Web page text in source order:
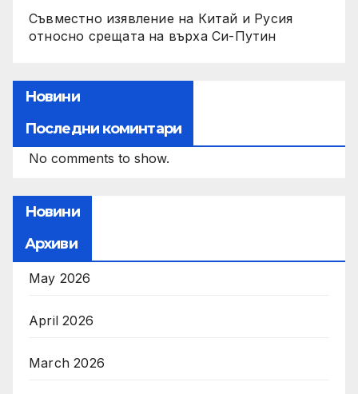
Съвместно изявление на Китай и Русия
относно срещата на върха Си-Путин
Новини
Последни коминтари
No comments to show.
Новини
Архиви
May 2026
April 2026
March 2026